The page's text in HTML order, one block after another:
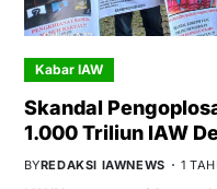
Kabar IAW
Skandal
1.000 Triliun IAW
BYREDAKSI IAWNEWS 1